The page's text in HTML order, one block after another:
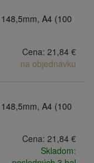
A4 (100
Cena: 21,84 €
na objednávku
A4 (100
Cena: 21,84 €
Skladom: